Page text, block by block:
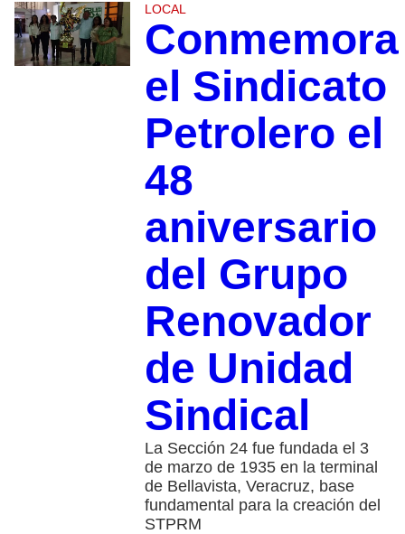
LOCAL
Conmemora
el Sindicato
Petrolero el
48
aniversario
del Grupo
Renovador
de Unidad
Sindical
La Sección 24 fue fundada el 3
de marzo de 1935 en la terminal
de Bellavista, Veracruz, base
fundamental para la creación del
STPRM